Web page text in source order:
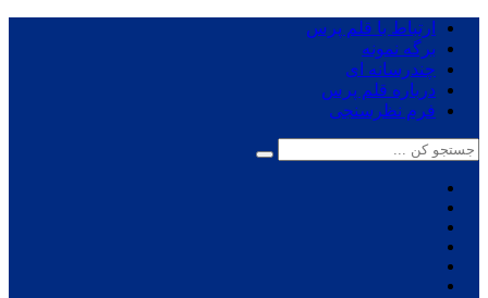
ارتباط با قلم پرس
برگه نمونه
چندرسانه ای
درباره قلم پرس
فرم نظرسنجی